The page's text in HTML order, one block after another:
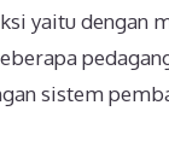
yaitu dengan
sistem